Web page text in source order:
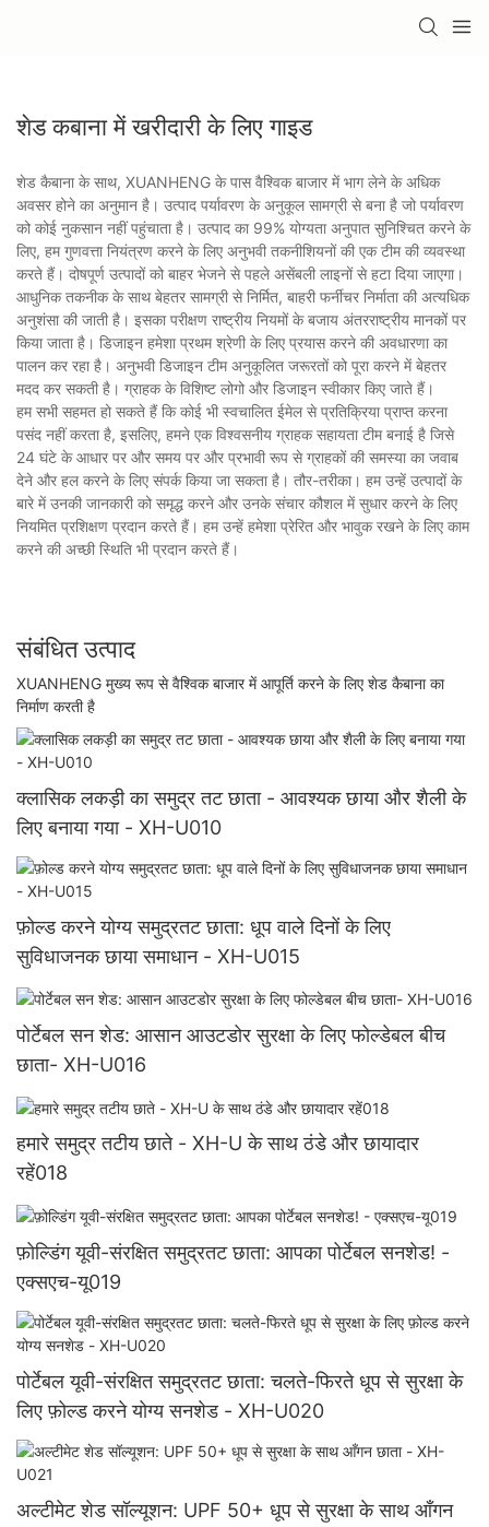
शेड कबाना में खरीदारी के लिए गाइड
शेड कैबाना के साथ, XUANHENG के पास वैश्विक बाजार में भाग लेने के अधिक
अवसर होने का अनुमान है। उत्पाद पर्यावरण के अनुकूल सामग्री से बना है जो पर्यावरण
को कोई नुकसान नहीं पहुंचाता है। उत्पाद का 99% योग्यता अनुपात सुनिश्चित करने के
लिए, हम गुणवत्ता नियंत्रण करने के लिए अनुभवी तकनीशियनों की एक टीम की व्यवस्था
करते हैं। दोषपूर्ण उत्पादों को बाहर भेजने से पहले असेंबली लाइनों से हटा दिया जाएगा।
आधुनिक तकनीक के साथ बेहतर सामग्री से निर्मित, बाहरी फर्नीचर निर्माता की अत्यधिक
अनुशंसा की जाती है। इसका परीक्षण राष्ट्रीय नियमों के बजाय अंतरराष्ट्रीय मानकों पर
किया जाता है। डिजाइन हमेशा प्रथम श्रेणी के लिए प्रयास करने की अवधारणा का
पालन कर रहा है। अनुभवी डिजाइन टीम अनुकूलित जरूरतों को पूरा करने में बेहतर
मदद कर सकती है। ग्राहक के विशिष्ट लोगो और डिजाइन स्वीकार किए जाते हैं।
हम सभी सहमत हो सकते हैं कि कोई भी स्वचालित ईमेल से प्रतिक्रिया प्राप्त करना
पसंद नहीं करता है, इसलिए, हमने एक विश्वसनीय ग्राहक सहायता टीम बनाई है जिसे
24 घंटे के आधार पर और समय पर और प्रभावी रूप से ग्राहकों की समस्या का जवाब
देने और हल करने के लिए संपर्क किया जा सकता है। तौर-तरीका। हम उन्हें उत्पादों के
बारे में उनकी जानकारी को समृद्ध करने और उनके संचार कौशल में सुधार करने के लिए
नियमित प्रशिक्षण प्रदान करते हैं। हम उन्हें हमेशा प्रेरित और भावुक रखने के लिए काम
करने की अच्छी स्थिति भी प्रदान करते हैं।
संबंधित उत्पाद
XUANHENG मुख्य रूप से वैश्विक बाजार में आपूर्ति करने के लिए शेड कैबाना का
निर्माण करती है
क्लासिक लकड़ी का समुद्र तट छाता - आवश्यक छाया और शैली के
लिए बनाया गया - XH-U010
फ़ोल्ड करने योग्य समुद्रतट छाता: धूप वाले दिनों के लिए
सुविधाजनक छाया समाधान - XH-U015
पोर्टेबल सन शेड: आसान आउटडोर सुरक्षा के लिए फोल्डेबल बीच
छाता- XH-U016
हमारे समुद्र तटीय छाते - XH-U के साथ ठंडे और छायादार
रहें018
फ़ोल्डिंग यूवी-संरक्षित समुद्रतट छाता: आपका पोर्टेबल सनशेड! -
एक्सएच-यू019
पोर्टेबल यूवी-संरक्षित समुद्रतट छाता: चलते-फिरते धूप से सुरक्षा के
लिए फ़ोल्ड करने योग्य सनशेड - XH-U020
अल्टीमेट शेड सॉल्यूशन: UPF 50+ धूप से सुरक्षा के साथ आँगन